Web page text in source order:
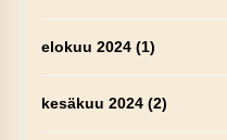
elokuu 2024(1)
kesäkuu 2024(2)